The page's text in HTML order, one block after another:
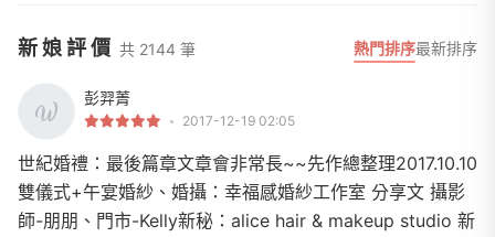
新娘評價 共 2144 筆 熱門排序最新排序
彭羿菁
2017-12-19 02:05
世紀婚禮：最後篇章文章會非常長~~先作總整理2017.10.10
雙儀式+午宴婚紗、婚攝：幸福感婚紗工作室 分享文 攝影
師-朋朋、門市-Kelly新秘：alice hair & makeup studio 新